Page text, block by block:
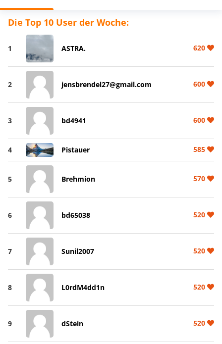
Die Top 10 User der Woche:
1 ASTRA. 620
2 jensbrendel27@gmail.com 600
3 bd4941 600
4 Pistauer 585
5 Brehmion 570
6 bd65038 520
7 Sunil2007 520
8 L0rdM4dd1n 520
9 dStein 520